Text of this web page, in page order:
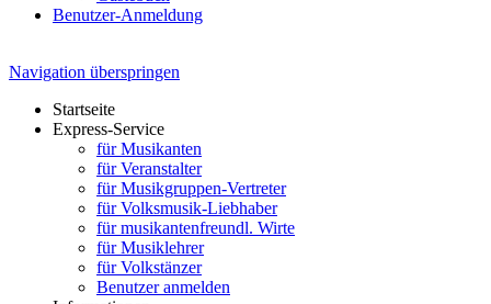
Benutzer-Anmeldung
Navigation überspringen
Startseite
Express-Service
für Musikanten
für Veranstalter
für Musikgruppen-Vertreter
für Volksmusik-Liebhaber
für musikantenfreundl. Wirte
für Musiklehrer
für Volkstänzer
Benutzer anmelden